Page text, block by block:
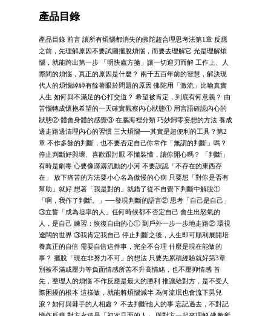
產品目錄
產品目錄 前言 讓所有煩惱都消失的佛陀超合理思考法第1章 反應
之前，先理解原因不要試圖擺脫煩惱，而要去理解它 光是理解煩
惱，就能跨出第一步 「明快處方箋」讓一切迎刃而解 工作上、人
際間的煩惱，真正的原因是什麼？ 兩千五百年前的智慧，解決現
代人的煩惱綽綽有餘著眼於問題的原因 佛陀用「激流」比喻真實
人生 如何與不滿足的心打交道？ 希望被肯定，到底有何意義？ 由
苦惱轉成懷抱希望的一天確實觀察內心狀態① 用言語確認內心的
狀態② 體會身體的感覺③ 在腦海裡分類 巧妙歸零妄想的方法 養成
邊走路邊清理內心的習慣 三大煩惱──其實是超便利的工具？第2
章 不作多餘的判斷，也不要否定自己你常作「無謂的判斷」嗎？
停止判斷好與壞、喜歡跟討厭 不懂裝懂，讓你開心嗎？ 「判斷」
有時是劇毒 心要像潺潺流動的小河 不要誤認「不存在的東西存
在」 放下痛苦的方法要小心名為傲慢的心病 只要想「對你是否有
幫助」就好 想著「我是對的」就錯了從不自覺下判斷中解脫①
「啊，我作了判斷。」──發現判斷的語言② 思考「自己是自己」
③立誓「成為坦率的人」任何時候都不否定自己 會生出怒氣的
人，是自己 練習：恢復自由的心① 到戶外一步一步地走路② 環視
遼闊的世界 ③我肯定我自己 停止判斷之後，人生即可順利展開培
養真正的自信 需要自信這件事，完全不合理 什麼是現在能做的
事？ 擺脫「現在非努力不可」的想法 只要先累積經驗就好第3章
別被不滿或壓力等負面情感所苦不升高情緒，也不壓抑情感 首
先，整理人的煩惱 不作反應是最大的勝利 推讓給對方，是不受人
際困擾的根本 這樣做，就能將煩惱減半 為何流氓也會流下男兒
淚？如何與棘手的人相處？ 不去判斷他人的事 忘記過去，不對記